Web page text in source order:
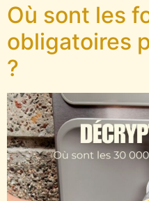
Où sont les
obligatoires
?